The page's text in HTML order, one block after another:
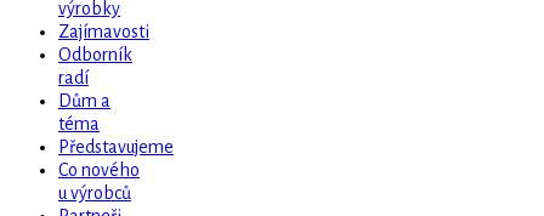
výrobky
Zajímavosti
Odborník
radí
Dům a
téma
Představujeme
Co nového
u výrobců